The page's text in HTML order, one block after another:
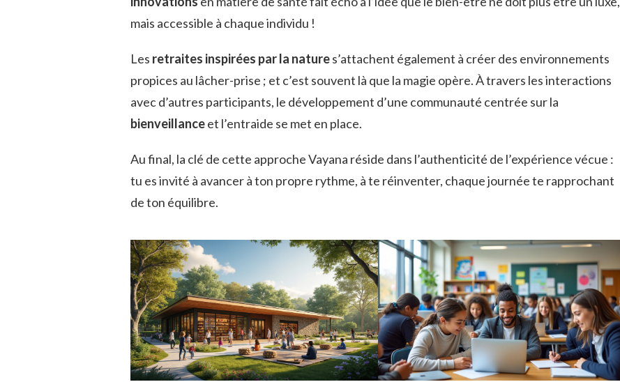
mais accessible à chaque individu !
Les retraites inspirées par la natures’attachent également à créer des environnements
propices au lâcher-prise ; et c’est souvent là que la magie opère. À travers les interactions
avec d’autres participants, le développement d’une communauté centrée sur la
bienveillanceet l’entraide se met en place.
Au final, la clé de cette approche Vayana réside dans l’authenticité de l’expérience vécue :
tu es invité à avancer à ton propre rythme, à te réinventer, chaque journée te rapprochant
de ton équilibre.